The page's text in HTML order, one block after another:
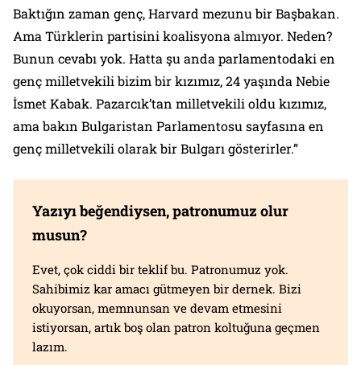
Baktığın zaman genç, Harvard mezunu bir Başbakan.
Ama Türklerin partisini koalisyona almıyor. Neden?
Bunun cevabı yok. Hatta şu anda parlamentodaki en
genç milletvekili bizim bir kızımız, 24 yaşında Nebie
İsmet Kabak. Pazarcık’tan milletvekili oldu kızımız,
ama bakın Bulgaristan Parlamentosu sayfasına en
genç milletvekili olarak bir Bulgarı gösterirler.”
Yazıyı beğendiysen, patronumuz olur
musun?
Evet, çok ciddi bir teklif bu. Patronumuz yok.
Sahibimiz kar amacı gütmeyen bir dernek. Bizi
okuyorsan, memnunsan ve devam etmesini
istiyorsan, artık boş olan patron koltuğuna geçmen
lazım.